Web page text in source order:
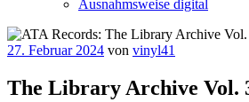
Ausnahmsweise digital
Veröffentlicht
27. Februar 2024 von vinyl41
The Library Archive Vol.